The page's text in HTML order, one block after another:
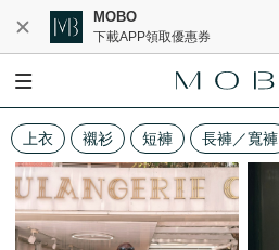
MOBO
下載APP領取優惠券
上衣 襯衫 短褲 長褲／寬褲
丹寧 LIFESTYLE NORMCORE